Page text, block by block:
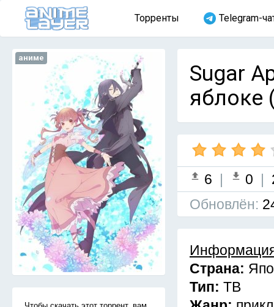
Торренты Telegram-
аниме
Sugar
яблоке
6 | 0 |
Обновлён:
Страна:
Тип: ТВ